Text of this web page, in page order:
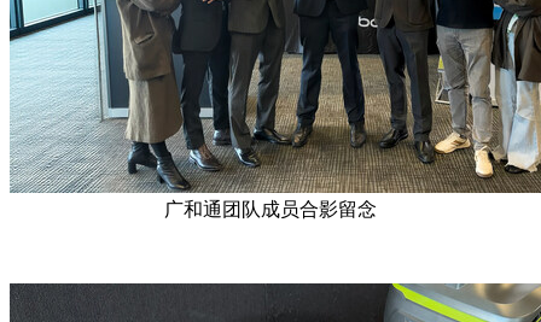
广和通团队成员合影留念